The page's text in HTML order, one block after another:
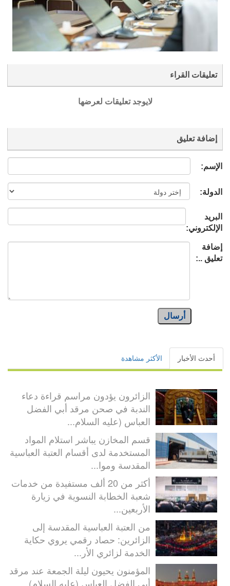
تعليقات القراء
لايوجد تعليقات لعرضها
إضافة تعليق
الإسم:
الدولة:
البريد
الإلكتروني:
إضافة
تعليق ..:
أرسال
أحدث الأخبار الأكثر مشاهدة
الزائرون يؤدون مراسم قراءة دعاء
الندبة في صحن مرقد أبي الفضل
العباس (عليه السلام...
قسم المخازن يباشر استلام المواد
المستخدمة لدى أقسام العتبة العباسية
المقدسة وموا...
أكثر من 20 ألف مستفيدة من خدمات
شعبة الخطابة النسوية في زيارة
الأربعين...
من العتبة العباسية المقدسة إلى
الزائرين: حصاد رقمي يروي حكاية
الخدمة لزائري الأر...
المؤمنون يحيون ليلة الجمعة عند مرقد
أبي الفضل العباس (عليه السلام)...